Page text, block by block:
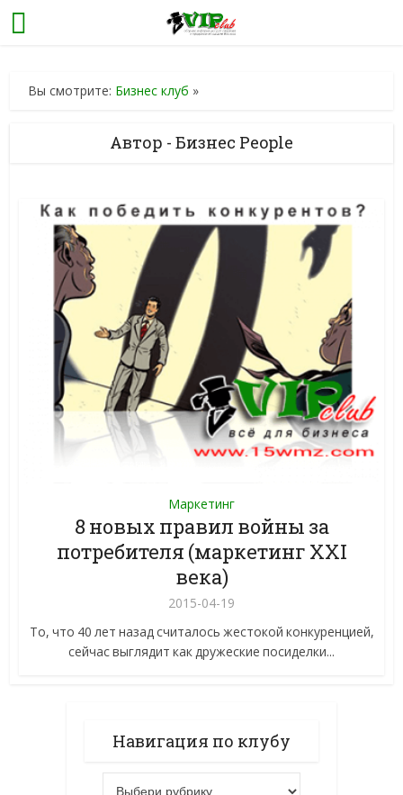
Вы смотрите: Бизнес клуб »
Автор - Бизнес People
Маркетинг
8 новых правил войны за
потребителя (маркетинг XXI
века)
2015-04-19
То, что 40 лет назад считалось жестокой конкуренцией,
сейчас выглядит как дружеские посиделки...
Навигация по клубу